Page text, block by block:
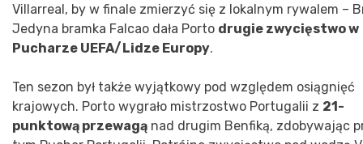
Villarreal, by w finale zmierzyć się z lokalnym rywalem –
Jedyna bramka Falcao dała Porto drugie zwycięstwo w
Pucharze UEFA/Lidze Europy.
Ten sezon był także wyjątkowy pod względem osiągnięć
krajowych. Porto wygrało mistrzostwo Portugalii z 21-
punktową przewagą nad drugim Benfiką, zdobywając